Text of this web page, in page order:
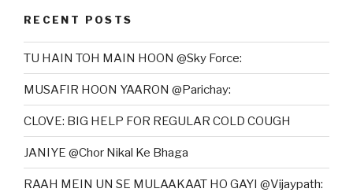
RECENT POSTS
TU HAIN TOH MAIN HOON @Sky Force:
MUSAFIR HOON YAARON @Parichay:
CLOVE: BIG HELP FOR REGULAR COLD COUGH
JANIYE @Chor Nikal Ke Bhaga
RAAH MEIN UN SE MULAAKAAT HO GAYI @Vijaypath: